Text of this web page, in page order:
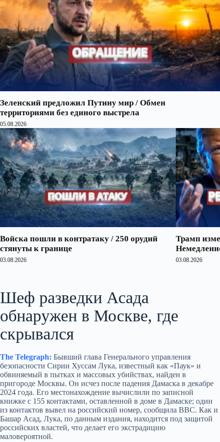
Зеленский предложил Путину мир / Обмен
территориями без единого выстрела
05.08.2026
Войска пошли в контратаку / 250 орудий
стянуты к границе
03.08.2026
Трамп
03.08.2026
Шеф разведки Асада
обнаружен в Москве, где
скрывался
The Telegraph: Бывший глава Генерального управления
безопасности Сирии Хуссам Лука, известный как «Паук» и
обвиняемый в пытках и массовых убийствах, найден в
пригороде Москвы. Он исчез после падения Дамаска в декабре
2024 года. Его местонахождение вычислили по записной
книжке с 155 контактами, оставленной в доме в Дамаске; один
из контактов вывел на российский номер, сообщила BBC. Как и
Башар Асад, Лука, по данным издания, находится под защитой
российских властей, что делает его экстрадицию
маловероятной.